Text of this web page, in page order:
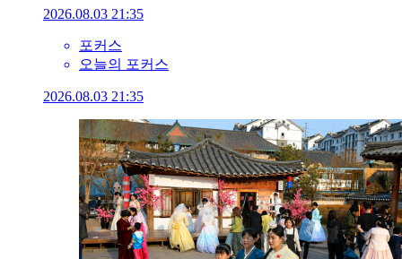
2026.08.03 21:35
포커스
오늘의 포커스
2026.08.03 21:35